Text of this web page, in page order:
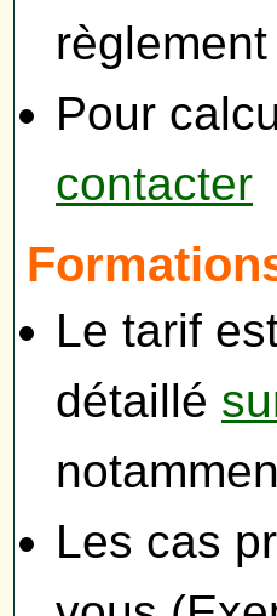
règlement
Pour
contacter
Le tarif
détaillé
Les cas